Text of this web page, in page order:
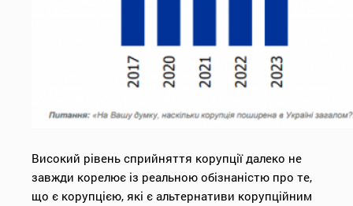
Високий рівень сприйняття корупції далеко не
завжди корелює із реальною обізнаністю про те,
що є корупцією, які є альтернативи корупційним